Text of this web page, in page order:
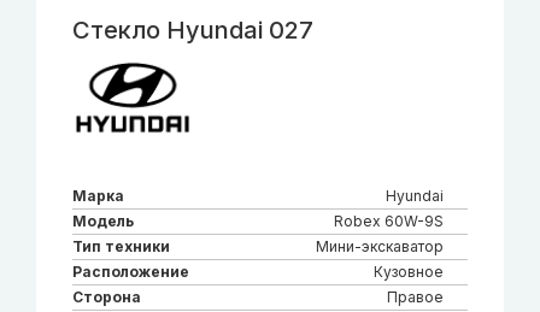
Стекло Hyundai 027
Марка
Hyundai
Модель
Robex 60W-9S
Тип техники
Мини-экскаватор
Расположение
Кузовное
Сторона
Правое